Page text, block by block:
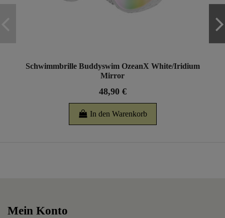
Schwimmbrille Buddyswim OzeanX White/Iridium
Mirror
48,90 €
In den Warenkorb
Mein Konto